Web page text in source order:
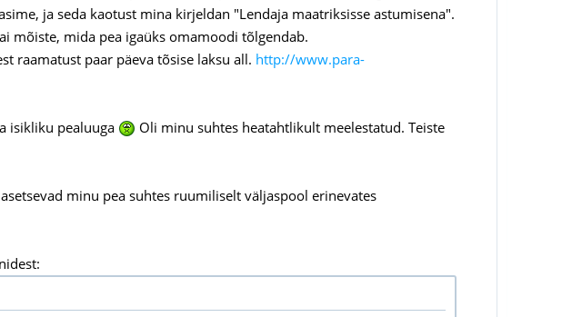
ja seda kaotust mina kirjeldan "Lendaja maatriksisse astumisena".
mõiste, mida pea igaüks omamoodi tõlgendab.
raamatust paar päeva tõsise laksu all. http://www.para-
isikliku pealuuga
Oli minu suhtes heatahtlikult meelestatud. Teiste
minu pea suhtes ruumiliselt väljaspool erinevates